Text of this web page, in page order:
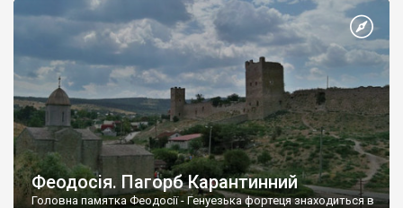
Феодосія. Пагорб Карантинний
Головна памятка Феодосії - Генуезька фортеця знаходиться в